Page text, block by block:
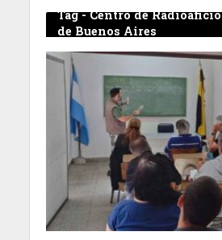
Tag - Centro de
de Buenos Aires